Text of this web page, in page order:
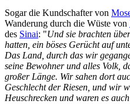
Sogar die Kundschafter von
Wanderung durch die Wüste von
des Sinai: "Und sie brachten
hatten, ein böses Gerücht auf
Das Land, durch das wir
seine Bewohner und alles Volk,
großer Länge. Wir sahen dort
Geschlecht der Riesen, und wir
Heuschrecken und waren es